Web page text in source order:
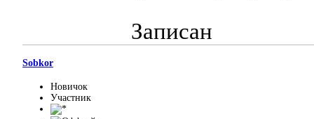
Записан
Sobkor
Новичок
Участник